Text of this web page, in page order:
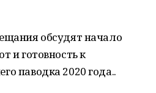
обсудят начало
и готовность к
паводка 2020 года..